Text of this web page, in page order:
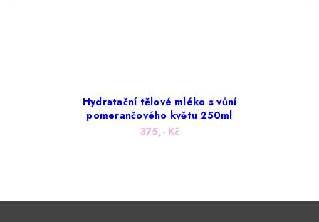
Hydratační tělové mléko s vůní
pomerančového květu 250ml
375,- Kč